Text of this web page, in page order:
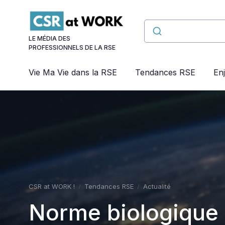
LE MÉDIA DES
PROFESSIONNELS DE LA RSE
Vie Ma Vie dans la RSE Tendances RSE
CSR at WORK ! Tendances RSE Actualité
Norme biologique